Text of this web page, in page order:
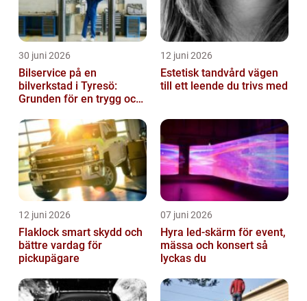
30 juni 2026
Bilservice på en
bilverkstad i Tyresö:
Grunden för en trygg och
12 juni 2026
Estetisk tandvård vägen
till ett leende du trivs med
12 juni 2026
Flaklock smart skydd och
bättre vardag för
pickupägare
07 juni 2026
Hyra led-skärm för event,
mässa och konsert så
lyckas du